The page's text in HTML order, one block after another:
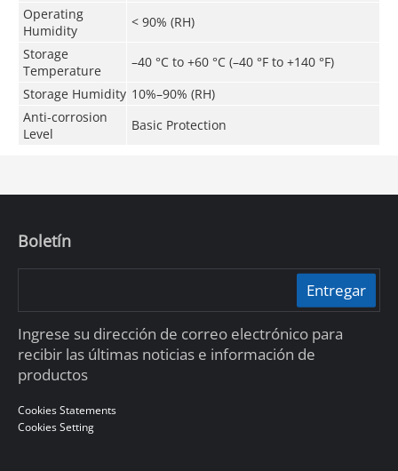
Operating
Humidity
< 90% (RH)
Storage
Temperature
–40 °C to +60 °C (–40 °F to +140 °F)
Storage Humidity 10%–90% (RH)
Anti-corrosion
Level
Basic Protection
Boletín
Entregar
Ingrese su dirección de correo electrónico para
recibir las últimas noticias e información de
productos
Cookies Statements
Cookies Setting